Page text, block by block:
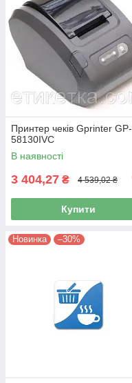
Принтер чеків Gprinter GP-
58130IVC
В наявності
3 404,27 ₴ 4 539,02 ₴
Купити
Новинка –30%